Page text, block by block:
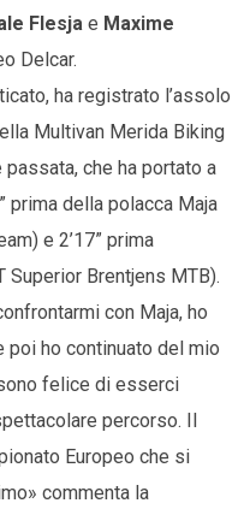
Flesja e Maxime
Delcar.
ha registrato l’assolo
Multivan Merida Biking
che ha portato a
prima della polacca Maja
e 2’17” prima
Superior Brentjens MTB).
con Maja, ho
ho continuato del mio
felice di esserci
percorso. Il
Europeo che si
commenta la